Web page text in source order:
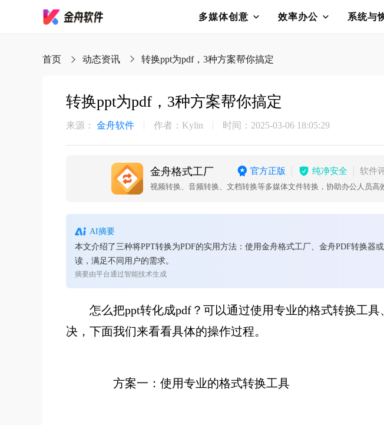
多媒体创意 效率办公 系统与
首页 动态资讯 转换ppt为pdf，3种方案帮你搞定
转换ppt为pdf，3种方案帮你搞定
来源： 金舟软件 作者：Kylin 时间：2025-03-06 18:05:29
金舟格式工厂 官方正版 纯净安全 软件
视频转换、音频转换、文档转换等多媒体文件转换，协助办公人员高
AI摘要
本文介绍了三种将PPT转换为PDF的实用方法：使用金舟格式工厂、金舟PDF转换器
读，满足不同用户的需求。
摘要由平台通过智能技术生成
怎么把ppt转化成pdf ？ 可以通过使用专业的格式转换工具
决，下面我们来看看具体的操作过程。
方案一 ：使用专业的格式转换工具